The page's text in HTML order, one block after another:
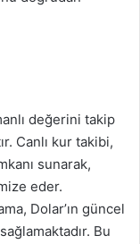
değerini takip
Canlı kur takibi,
sunarak,
eder.
Dolar’ın güncel
Bu